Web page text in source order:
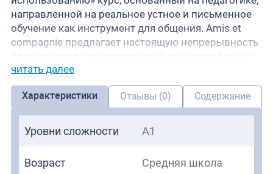
направленной на реальное устное и письменное
обучение как инструмент для общения. Amis et
compagnie предлагает настоящую непрерывность
для учащихся, уже изучавших французский язык в
начальной школе с помощью коллекции Alex et
Zoé+ или любого другого учебника французского
языка для детей. Каждый раздел заканчивается
двухстраничным итогом знаний, полученных в
области грамматики, лексики, фонетики, речевых
актов и стратегий обучения. Презентация
ориентированную на действия, основанную на
читать далее
Характеристики Отзывы (0) Содержание
Уровни сложности A1
Возраст Средняя школа